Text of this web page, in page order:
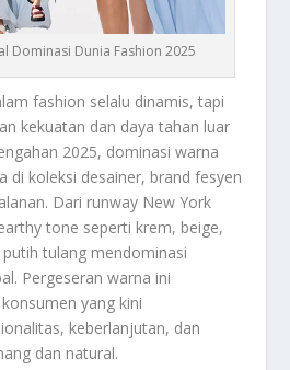
Dominasi Dunia Fashion 2025
fashion selalu dinamis, tapi
kekuatan dan daya tahan luar
2025, dominasi warna
di koleksi desainer, brand fesyen
Dari runway New York
tone seperti krem, beige,
tulang mendominasi
Pergeseran warna ini
yang kini
keberlanjutan, dan
dan natural.